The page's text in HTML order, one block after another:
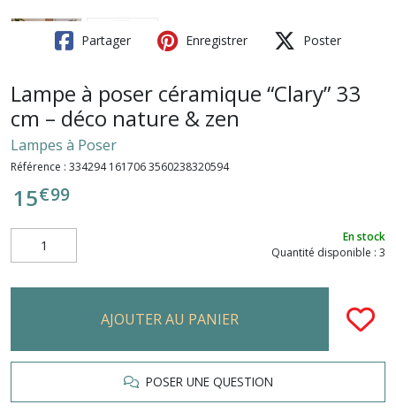
Partager Enregistrer Poster
Lampe à poser céramique “Clary” 33
cm – déco nature & zen
Lampes à Poser
Référence : 334294 161706 3560238320594
15€99
En stock
Quantité disponible : 3
AJOUTER AU PANIER
POSER UNE QUESTION